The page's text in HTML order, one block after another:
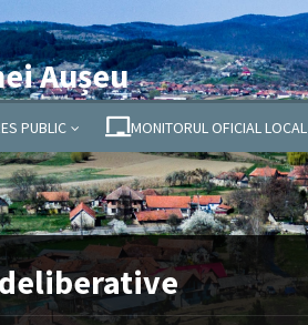
Aușeu
PUBLIC MONITORUL OFICIAL LOCAL